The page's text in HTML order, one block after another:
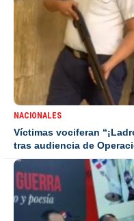
NACIONALES
Víctimas vociferan
tras audiencia de